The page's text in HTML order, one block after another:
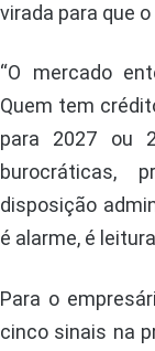
virada para que
“O mercado
Quem tem
para 2027 ou
burocráticas,
disposição
é alarme, é
Para o
cinco sinais na